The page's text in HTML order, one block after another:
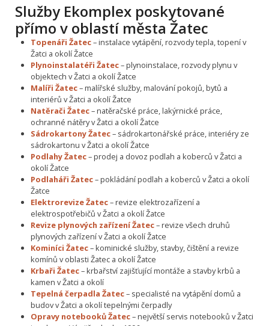
Služby Ekomplex poskytované
přímo v oblastí města Žatec
Topenáři Žatec– instalace vytápění, rozvody tepla, topení v
Žatci a okolí Žatce
Plynoinstalatéři Žatec– plynoinstalace, rozvody plynu v
objektech v Žatci a okolí Žatce
Malíři Žatec– malířské služby, malování pokojů, bytů a
interiérů v Žatci a okolí Žatce
Natěrači Žatec– natěračské práce, lakýrnické práce,
ochranné nátěry v Žatci a okolí Žatce
Sádrokartony Žatec– sádrokartonářské práce, interiéry ze
sádrokartonu v Žatci a okolí Žatce
Podlahy Žatec– prodej a dovoz podlah a koberců v Žatci a
okolí Žatce
Podlaháři Žatec– pokládání podlah a koberců v Žatci a okolí
Žatce
Elektrorevize Žatec– revize elektrozařízení a
elektrospotřebičů v Žatci a okolí Žatce
Revize plynových zařízení Žatec– revize všech druhů
plynových zařízení v Žatci a okolí Žatce
Kominíci Žatec– kominické služby, stavby, čištění a revize
komínů v oblasti Žatec a okolí Žatce
Krbaři Žatec– krbařství zajišťující montáže a stavby krbů a
kamen v Žatci a okolí
Tepelná čerpadla Žatec– specialisté na vytápění domů a
budov v Žatci a okolí tepelnými čerpadly
Opravy notebooků Žatec– největší servis notebooků v Žatci